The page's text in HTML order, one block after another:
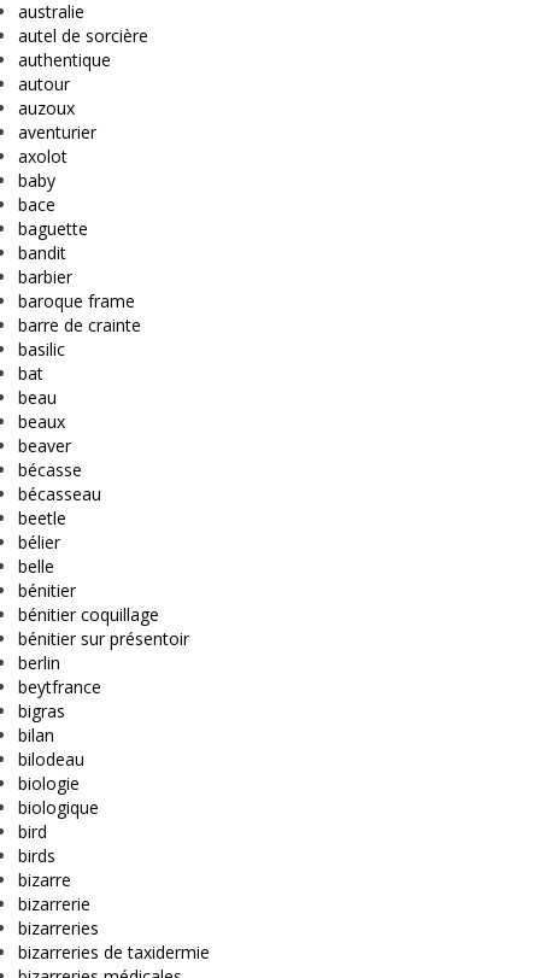
australie
autel de sorcière
authentique
autour
auzoux
aventurier
axolot
baby
bace
baguette
bandit
barbier
baroque frame
barre de crainte
basilic
bat
beau
beaux
beaver
bécasse
bécasseau
beetle
bélier
belle
bénitier
bénitier coquillage
bénitier sur présentoir
berlin
beytfrance
bigras
bilan
bilodeau
biologie
biologique
bird
birds
bizarre
bizarrerie
bizarreries
bizarreries de taxidermie